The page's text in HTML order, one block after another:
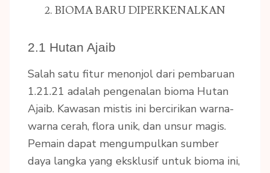
2. BIOMA BARU DIPERKENALKAN
2.1 Hutan Ajaib
Salah satu fitur menonjol dari pembaruan
1.21.21 adalah pengenalan bioma Hutan
Ajaib. Kawasan mistis ini bercirikan warna-
warna cerah, flora unik, dan unsur magis.
Pemain dapat mengumpulkan sumber
daya langka yang eksklusif untuk bioma ini,